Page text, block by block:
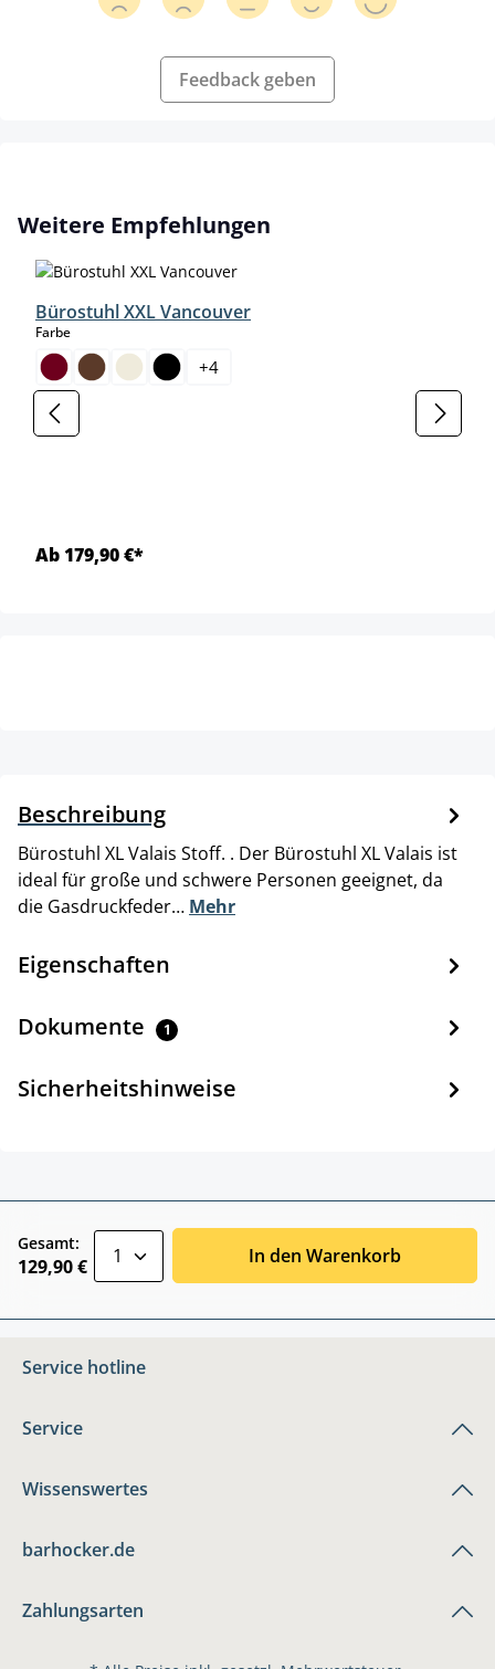
Feedback geben
Produktgalerie überspringen
Weitere Empfehlungen
Bürostuhl XXL Vancouver
Farbeauswählen
+4
Ab 179,90 €*
Beschreibung
Bürostuhl XL Valais Stoff. . Der Bürostuhl XL Valais ist
ideal für große und schwere Personen geeignet, da
die Gasdruckfeder… Mehr
Eigenschaften
Dokumente 1
Sicherheitshinweise
Gesamt:
129,90 € In den Warenkorb
Service hotline
Service
Wissenswertes
barhocker.de
Zahlungsarten